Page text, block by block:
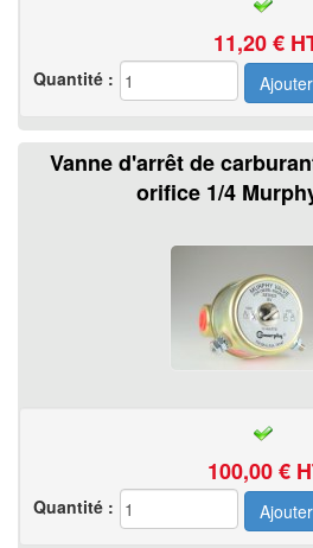
11,20€
Quantité :
Vanne d'arrêt de
orifice 1/4
100,00€
Quantité :